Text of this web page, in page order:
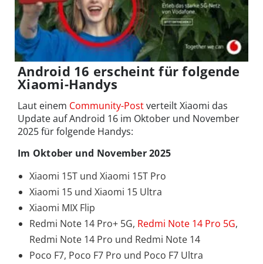
Android 16 erscheint für folgende
Xiaomi-Handys
Laut einem Community-Postverteilt Xiaomi das
Update auf Android 16 im Oktober und November
2025 für folgende Handys:
Im Oktober und November 2025
Xiaomi 15T und Xiaomi 15T Pro
Xiaomi 15 und Xiaomi 15 Ultra
Xiaomi MIX Flip
Redmi Note 14 Pro+ 5G, Redmi Note 14 Pro 5G,
Redmi Note 14 Pro und Redmi Note 14
Poco F7, Poco F7 Pro und Poco F7 Ultra